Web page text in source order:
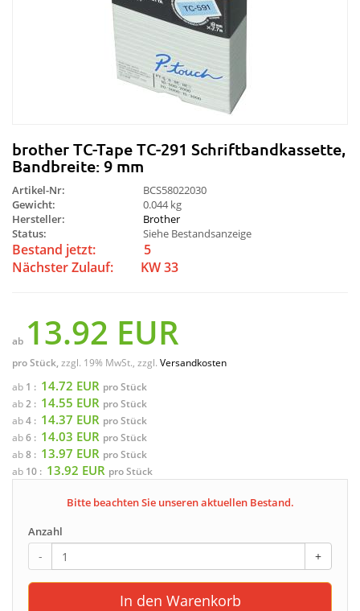
brother TC-Tape TC-291 Schriftbandkassette,
Bandbreite: 9 mm
Artikel-Nr:
BCS58022030
Gewicht:
0.044 kg
Hersteller:
Brother
Status:
Siehe Bestandsanzeige
Bestand jetzt:
5
Nächster Zulauf:
KW 33
ab 13.92 EUR
pro Stück,zzgl. 19% MwSt., zzgl. Versandkosten
ab 1 : 14.72 EUR pro Stück
ab 2 : 14.55 EUR pro Stück
ab4 : 14.37 EUR pro Stück
ab6 : 14.03 EUR pro Stück
ab8 : 13.97 EUR pro Stück
ab 10 : 13.92 EUR pro Stück
Bitte beachten Sie unseren aktuellen Bestand.
Anzahl
- +
In den Warenkorb